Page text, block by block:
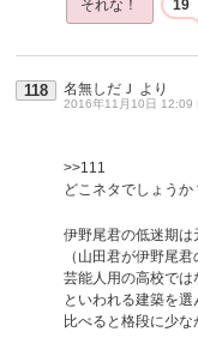
それな！ 19
118 名無しだＪ より
2016年11月10日 12:09
>>111
どこネタでしょうか
伊野尾君の低迷期は
（山田君が伊野尾
芸能人用の高校で
といわれる建築を
比べると格段に少な